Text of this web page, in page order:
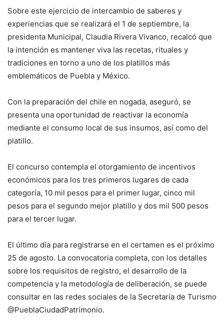
Sobre este ejercicio de intercambio de saberes y
experiencias que se realizará el 1 de septiembre, la
presidenta Municipal, Claudia Rivera Vivanco, recalcó que
la intención es mantener viva las recetas, rituales y
tradiciones en torno a uno de los platillos más
emblemáticos de Puebla y México.
Con la preparación del chile en nogada, aseguró, se
presenta una oportunidad de reactivar la economía
mediante el consumo local de sus insumos, así como del
platillo.
El concurso contempla el otorgamiento de incentivos
económicos para los tres primeros lugares de cada
categoría, 10 mil pesos para el primer lugar, cinco mil
pesos para el segundo mejor platillo y dos mil 500 pesos
para el tercer lugar.
El último día para registrarse en el certamen es el próximo
25 de agosto. La convocatoria completa, con los detalles
sobre los requisitos de registro, el desarrollo de la
competencia y la metodología de deliberación, se puede
consultar en las redes sociales de la Secretaría de Turismo
@PueblaCiudadPatrimonio.